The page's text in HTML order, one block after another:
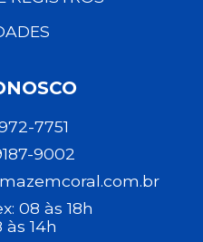
7751
9002
08 às 18h
às 14h